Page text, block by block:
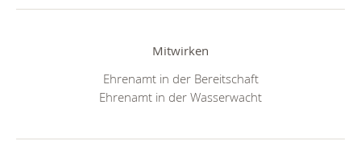
Mitwirken
Ehrenamt in der Bereitschaft
Ehrenamt in der Wasserwacht